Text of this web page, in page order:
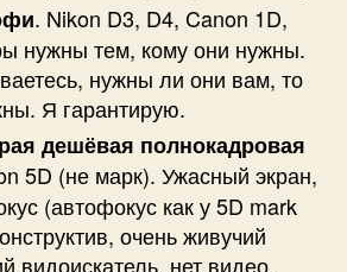
. Nikon D3, D4, Canon 1D,
нужны тем, кому они нужны.
нужны ли они вам, то
Я гарантирую.
дешёвая полнокадровая
5D (не марк). Ужасный экран,
(автофокус как у 5D mark
очень живучий
видоискатель, нет видео.